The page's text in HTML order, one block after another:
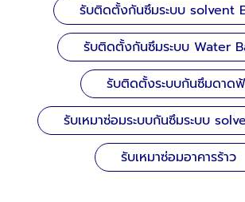
รับติดตั้งกันซึมระบบ solvent
รับติดตั้งกันซึมระบบ Water
รับติดตั้งระบบกันซึมดาด
รับเหมาซ่อมระบบกันซึมระบบ
รับเหมาซ่อมอาคารร้าว